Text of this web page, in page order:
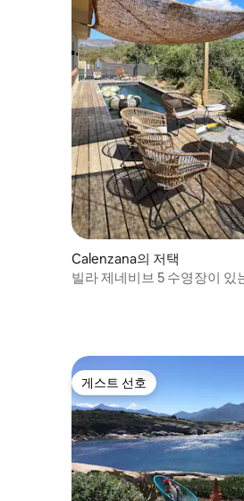
Calenzana의 저택
빌라 제네비브 5 수영장이 있
게스트 선호
게스트 선호